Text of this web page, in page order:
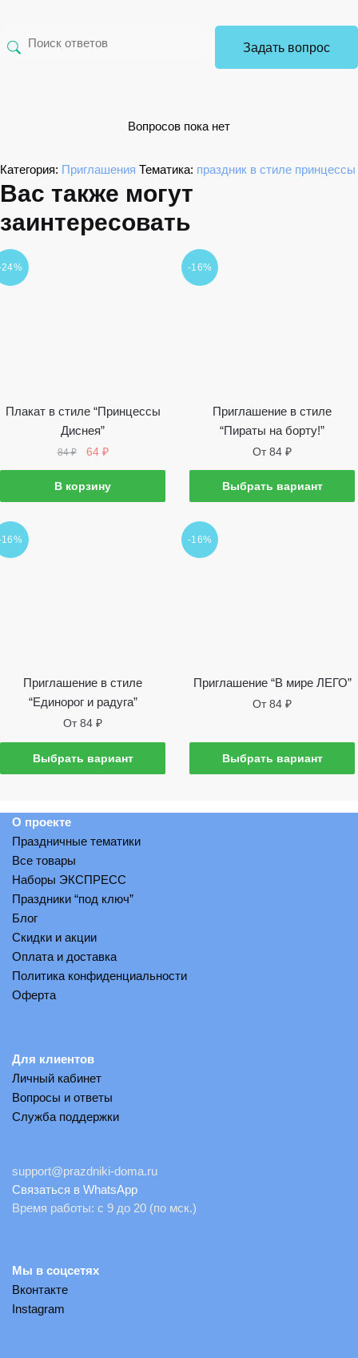
Задать вопрос
Вопросов пока нет
Категория: Приглашения Тематика: праздник в стиле принцессы
Вас также могут
заинтересовать
24%
Плакат в стиле “Принцессы
Диснея”
84₽
Первоначальная
цена
составляла
84 ₽.
64 ₽Текущая
цена:
64 ₽.
В корзину
-16%
Приглашение в стиле
“Пираты на борту!”
От84₽
Выбрать вариант
Этот
товар
16%
Приглашение в стиле
“Единорог и радуга”
От84₽
Выбрать вариант
товар
несколько
Опции
выбрать
на
товара
-16%
Приглашение “В мире ЛЕГО”
От84₽
Выбрать вариант
имеет
вариантов.
О проекте
Праздничные тематики
Все товары
Наборы ЭКСПРЕСС
Праздники “под ключ”
Блог
Скидки и акции
Оплата и доставка
Политика конфиденциальности
Оферта
Для клиентов
Личный кабинет
Вопросы и ответы
Служба поддержки
support@prazdniki-doma.ru
Связаться в WhatsApp
Время работы: с 9 до 20 (по мск.)
Мы в соцсетях
Вконтакте
Instagram